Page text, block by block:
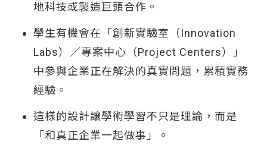
地科技或製造巨頭合作。
學生有機會在「創新實驗室（Innovation
Labs）／專案中心（Project Centers）」
中參與企業正在解決的真實問題，累積實務
經驗。
這樣的設計讓學術學習不只是理論，而是
「和真正企業一起做事」。